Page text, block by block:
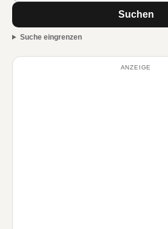
Suchen
Suche eingrenzen
ANZEIGE